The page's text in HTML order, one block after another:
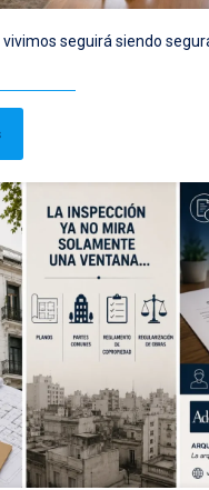
vivimos seguirá siendo